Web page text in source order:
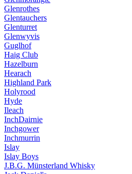
Glenrothes
Glentauchers
Glenturret
Glenwyvis
Guglhof
Haig Club
Hazelburn
Hearach
Highland Park
Holyrood
Hyde
Ileach
InchDairnie
Inchgower
Inchmurrin
Islay
Islay Boys
J.B.G. Münsterland Whisky